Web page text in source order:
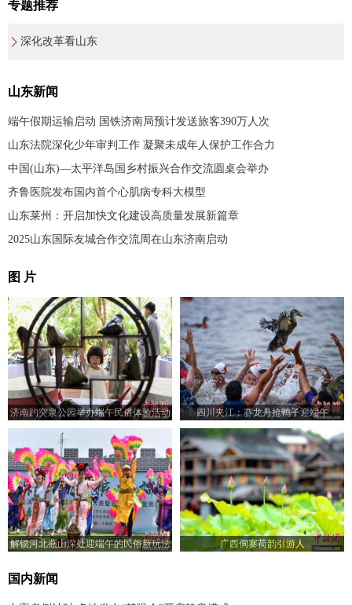
专题推荐
深化改革看山东
山东新闻
端午假期运输启动 国铁济南局预计发送旅客390万人次
山东法院深化少年审判工作 凝聚未成年人保护工作合力
中国(山东)—太平洋岛国乡村振兴合作交流圆桌会举办
齐鲁医院发布国内首个心肌病专科大模型
山东莱州：开启加快文化建设高质量发展新篇章
2025山东国际友城合作交流周在山东济南启动
图 片
济南趵突泉公园举办端午民俗体验活动 四川夹江：赛龙舟抢鸭子迎端午
解锁河北燕山深处迎端午的民俗新玩法 广西侗寨荷韵引游人
国内新闻